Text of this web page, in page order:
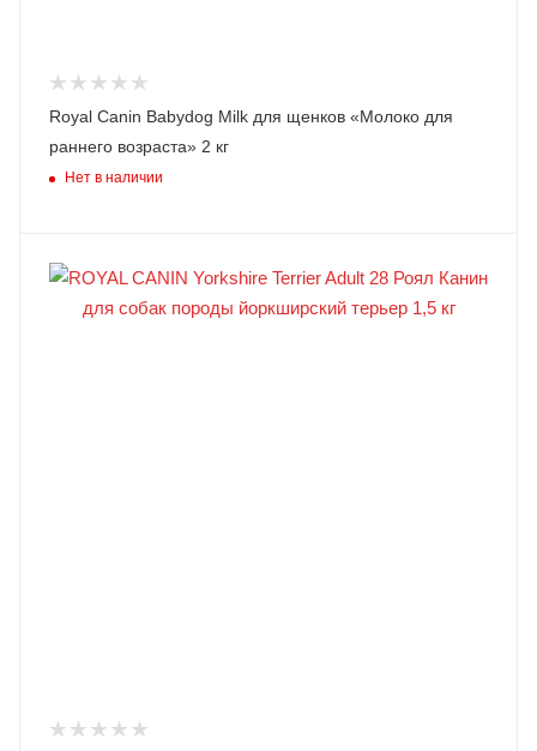
Royal Canin Babydog Milk для щенков «Молоко для
раннего возраста» 2 кг
Нет в наличии